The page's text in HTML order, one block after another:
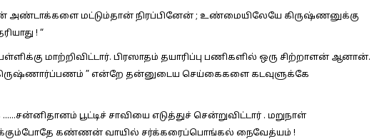
அண்டாக்களை மட்டும்தான் நிரப்பினேன் ; உண்மையிலேயே கிருஷ்ணனுக்கு
! “
மாற்றிவிட்டார். பிரஸாதம் தயாரிப்பு பணிகளில் ஒரு சிற்றாளன் ஆனான்.
கிருஷ்ணார்ப்பணம் ” என்றே தன்னுடைய செய்கைகளை கடவுளுக்கே
பூட்டிச் சாவியை எடுத்துச் சென்றுவிட்டார் . மறுநாள்
கண்ணன் வாயில் சர்க்கரைப்பொங்கல் நைவேத்யம் !